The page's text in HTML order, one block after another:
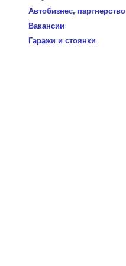
Автобизнес, партнерство
Вакансии
Гаражи и стоянки